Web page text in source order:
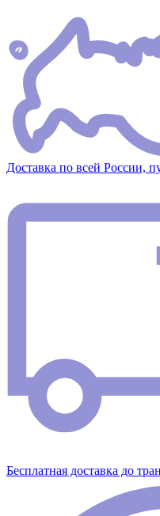
Доставка по всей России,
Бесплатная доставка до